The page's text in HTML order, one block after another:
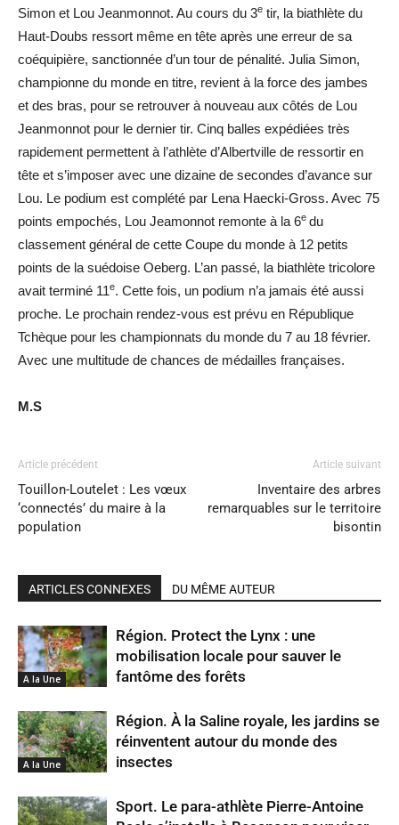
Simon et Lou Jeanmonnot. Au cours du 3e tir, la biathlète du
Haut-Doubs ressort même en tête après une erreur de sa
coéquipière, sanctionnée d’un tour de pénalité. Julia Simon,
championne du monde en titre, revient à la force des jambes
et des bras, pour se retrouver à nouveau aux côtés de Lou
Jeanmonnot pour le dernier tir. Cinq balles expédiées très
rapidement permettent à l’athlète d’Albertville de ressortir en
tête et s’imposer avec une dizaine de secondes d’avance sur
Lou. Le podium est complété par Lena Haecki-Gross. Avec 75
points empochés, Lou Jeamonnot remonte à la 6e du
classement général de cette Coupe du monde à 12 petits
points de la suédoise Oeberg. L’an passé, la biathlète tricolore
avait terminé 11e. Cette fois, un podium n’a jamais été aussi
proche. Le prochain rendez-vous est prévu en République
Tchèque pour les championnats du monde du 7 au 18 février.
Avec une multitude de chances de médailles françaises.
M.S
Article précédent
Touillon-Loutelet : Les vœux
‘connectés’ du maire à la
population
Article suivant
Inventaire des arbres
remarquables sur le territoire
bisontin
ARTICLES CONNEXES DU MÊME AUTEUR
A la Une
Région. Protect the Lynx : une
mobilisation locale pour sauver le
fantôme des forêts
A la Une
Région. À la Saline royale, les jardins se
réinventent autour du monde des
insectes
Sport. Le para-athlète Pierre-Antoine